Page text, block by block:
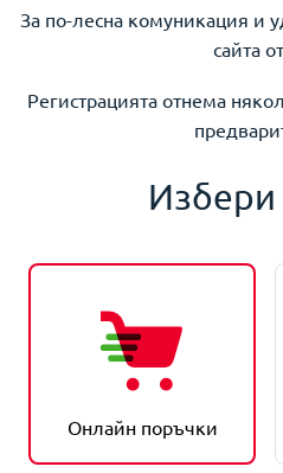
За по-лесна комуникация и
сайта
Регистрацията отнема
Избери
Онлайн поръчки